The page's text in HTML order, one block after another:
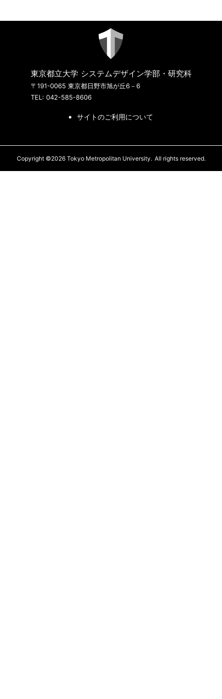
東京都立大学 システムデザイン学部・研究科
〒191-0065 東京都日野市旭が丘6－6
TEL: 042-585-8606
サイトのご利用について
Copyright ©2026 Tokyo Metropolitan University. All rights reserved.